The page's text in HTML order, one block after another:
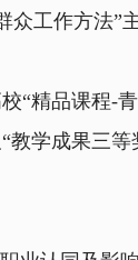
作方法”
品课程-
学成果三